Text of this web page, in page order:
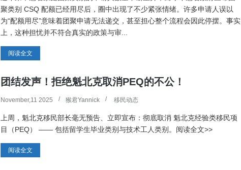
聚类别 CSQ 配额已经用尽后，圈中出现了不少紧张情绪。许多申请人误以
为“配额用尽”意味着团聚申请无法递交，甚至担心整个流程会因此停摆。事实
上，这种担忧并不符合真实的政策与审...
阅读全文
团结发声！拒绝魁北克取消PEQ的不公！
November,11 2025 猴君Yannick 移民动态
上周，魁北克移民部长毫无预告、立即宣布：彻底取消 魁北克经验类移民项
目（PEQ） —— 包括留学生毕业类别与技术工人类别。阅读全文>>
阅读全文